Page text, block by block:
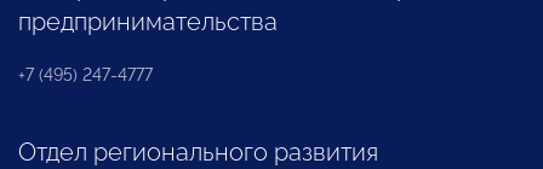
предпринимательства
+7 (495) 247-4777
Отдел регионального развития